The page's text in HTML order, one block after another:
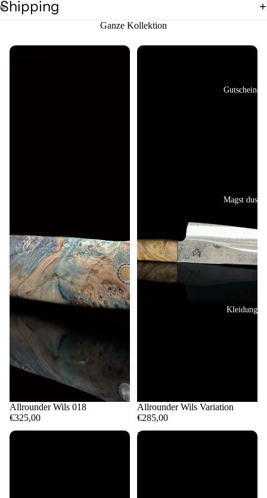
Gutscheine
Magst dus?
Kleidung
Vollbildmodus
Vollbildmodus
Shipping
Ganze Kollektion
Allrounder
Ausverkauft
Allrounder Wils 018
€325,00
Allrounder
Ausverkauft
Allrounder Wils Variation
€285,00
Allrounder
Büls